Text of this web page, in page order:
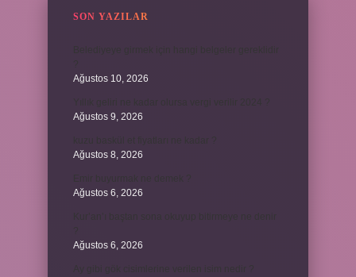
SON YAZILAR
Ağustos 10, 2026
Ağustos 9, 2026
Ağustos 8, 2026
Ağustos 6, 2026
Ağustos 6, 2026